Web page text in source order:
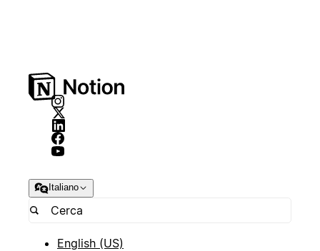
Italiano
English (US)